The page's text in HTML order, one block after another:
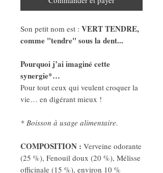
Son petit nom est : VERT TENDRE,
comme "tendre" sous la dent...
Pourquoi j’ai imaginé cette
synergie*…
Pour tout ceux qui veulent croquer la
vie… en digérant mieux !
* Boisson à usage alimentaire.
COMPOSITION : Verveine odorante
(25 %), Fenouil doux (20 %), Mélisse
officinale (15 %), environ 10 %